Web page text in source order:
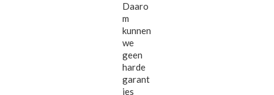
Daaro
m
kunnen
we
geen
harde
garant
ies